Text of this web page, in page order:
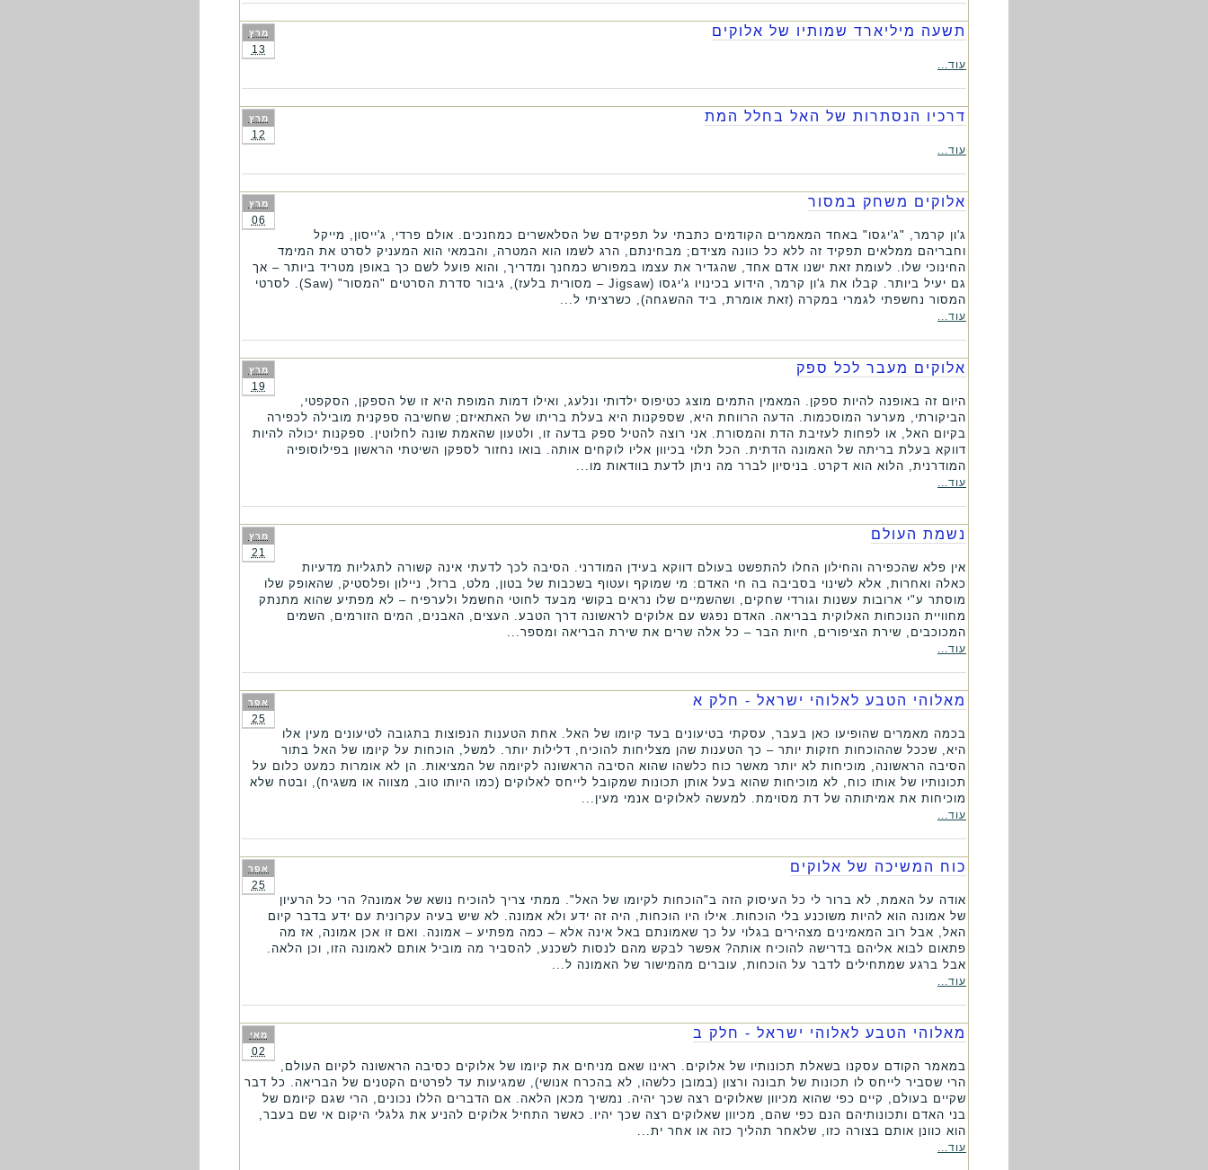
מרץ
13
תשעה מיליארד שמותיו של אלוקים
עוד...
מרץ
12
דרכיו הנסתרות של האל בחלל המת
עוד...
מרץ
06
אלוקים משחק במסור
ג'ון קרמר, "ג'יגסו" באחד המאמרים הקודמים כתבתי על תפקידם של הסלאשרים כמחנכים. אולם פרדי, ג'ייסון, מייקל
וחבריהם ממלאים תפקיד זה ללא כל כוונה מצידם; מבחינתם, הרג לשמו הוא המטרה, והבמאי הוא המעניק לסרט את המימד
החינוכי שלו. לעומת זאת ישנו אדם אחד, שהגדיר את עצמו במפורש כמחנך ומדריך, והוא פועל לשם כך באופן מטריד ביותר – אך
גם יעיל ביותר. קבלו את ג'ון קרמר, הידוע בכינויו ג'יגסו (Jigsaw – מסורית בלעז), גיבור סדרת הסרטים "המסור" (Saw). לסרטי
המסור נחשפתי לגמרי במקרה (זאת אומרת, ביד ההשגחה), כשרציתי ל...
עוד...
מרץ
19
אלוקים מעבר לכל ספק
היום זה באופנה להיות ספקן. המאמין התמים מוצג כטיפוס ילדותי ונלעג, ואילו דמות המופת היא זו של הספקן, הסקפטי,
הביקורתי, מערער המוסכמות. הדעה הרווחת היא, שספקנות היא בעלת בריתו של האתאיזם; שחשיבה ספקנית מובילה לכפירה
בקיום האל, או לפחות לעזיבת הדת והמסורת. אני רוצה להטיל ספק בדעה זו, ולטעון שהאמת שונה לחלוטין. ספקנות יכולה להיות
דווקא בעלת בריתה של האמונה הדתית. הכל תלוי בכיוון אליו לוקחים אותה. בואו נחזור לספקן השיטתי הראשון בפילוסופיה
המודרנית, הלוא הוא דקרט. בניסיון לברר מה ניתן לדעת בוודאות מו...
עוד...
מרץ
21
נשמת העולם
אין פלא שהכפירה והחילון החלו להתפשט בעולם דווקא בעידן המודרני. הסיבה לכך לדעתי אינה קשורה לתגליות מדעיות
כאלה ואחרות, אלא לשינוי בסביבה בה חי האדם: מי שמוקף ועטוף בשכבות של בטון, מלט, ברזל, ניילון ופלסטיק, שהאופק שלו
מוסתר ע"י ארובות עשנות וגורדי שחקים, ושהשמיים שלו נראים בקושי מבעד לחוטי החשמל ולערפיח – לא מפתיע שהוא מתנתק
מחוויית הנוכחות האלוקית בבריאה. האדם נפגש עם אלוקים לראשונה דרך הטבע. העצים, האבנים, המים הזורמים, השמים
המכוכבים, שירת הציפורים, חיות הבר – כל אלה שרים את שירת הבריאה ומספר...
עוד...
אפר
25
מאלוהי הטבע לאלוהי ישראל - חלק א
בכמה מאמרים שהופיעו כאן בעבר, עסקתי בטיעונים בעד קיומו של האל. אחת הטענות הנפוצות בתגובה לטיעונים מעין אלו
היא, שככל שההוכחות חזקות יותר – כך הטענות שהן מצליחות להוכיח, דלילות יותר. למשל, הוכחות על קיומו של האל בתור
הסיבה הראשונה, מוכיחות לא יותר מאשר כוח כלשהו שהוא הסיבה הראשונה לקיומה של המציאות. הן לא אומרות כמעט כלום על
תכונותיו של אותו כוח, לא מוכיחות שהוא בעל אותן תכונות שמקובל לייחס לאלוקים (כמו היותו טוב, מצווה או משגיח), ובטח שלא
מוכיחות את אמיתותה של דת מסוימת. למעשה לאלוקים אנמי מעין...
עוד...
אפר
25
כוח המשיכה של אלוקים
אודה על האמת, לא ברור לי כל העיסוק הזה ב"הוכחות לקיומו של האל". ממתי צריך להוכיח נושא של אמונה? הרי כל הרעיון
של אמונה הוא להיות משוכנע בלי הוכחות. אילו היו הוכחות, היה זה ידע ולא אמונה. לא שיש בעיה עקרונית עם ידע בדבר קיום
האל, אבל רוב המאמינים מצהירים בגלוי על כך שאמונתם באל אינה אלא – כמה מפתיע – אמונה. ואם זו אכן אמונה, אז מה
פתאום לבוא אליהם בדרישה להוכיח אותה? אפשר לבקש מהם לנסות לשכנע, להסביר מה מוביל אותם לאמונה הזו, וכן הלאה.
אבל ברגע שמתחילים לדבר על הוכחות, עוברים מהמישור של האמונה ל...
עוד...
מאי
02
מאלוהי הטבע לאלוהי ישראל - חלק ב
במאמר הקודם עסקנו בשאלת תכונותיו של אלוקים. ראינו שאם מניחים את קיומו של אלוקים כסיבה הראשונה לקיום העולם,
הרי שסביר לייחס לו תכונות של תבונה ורצון (במובן כלשהו, לא בהכרח אנושי), שמגיעות עד לפרטים הקטנים של הבריאה. כל דבר
שקיים בעולם, קיים כפי שהוא מכיוון שאלוקים רצה שכך יהיה. נמשיך מכאן הלאה. אם הדברים הללו נכונים, הרי שגם קיומם של
בני האדם ותכונותיהם הנם כפי שהם, מכיוון שאלוקים רצה שכך יהיו. כאשר התחיל אלוקים להניע את גלגלי היקום אי שם בעבר,
הוא כוונן אותם בצורה כזו, שלאחר תהליך כזה או אחר ית...
עוד...